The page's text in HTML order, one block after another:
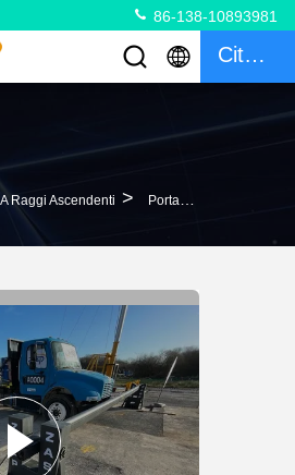
86-138-10893981
Citazione
Raggi Ascendenti > Porta Di Barriera Di Sollevamento Manuale Di Alta Sicurezza